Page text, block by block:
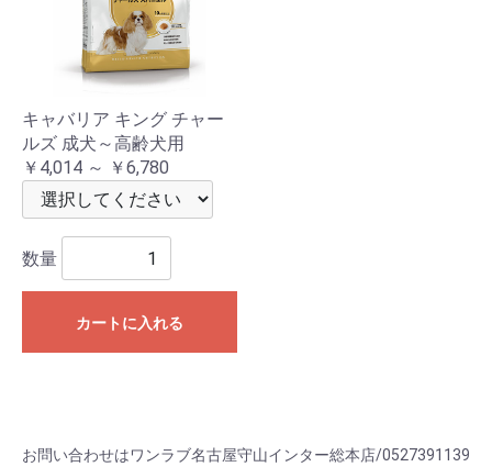
キャバリア キング チャー
ルズ 成犬～高齢犬用
￥4,014 ～ ￥6,780
数量
カートに入れる
お問い合わせはワンラブ名古屋守山インター総本店/0527391139